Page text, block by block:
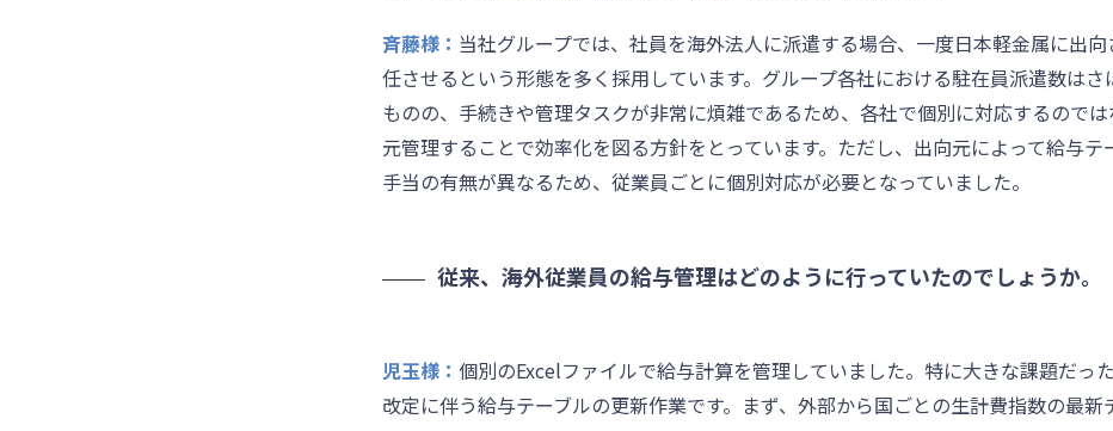
斉藤様： 当社グループでは、社員を海外法人に派遣する場合、一度日本軽金属に出
任させるという形態を多く採用しています。グループ各社における駐在員派遣数はさ
ものの、手続きや管理タスクが非常に煩雑であるため、各社で個別に対応するので
元管理することで効率化を図る方針をとっています。ただし、出向元によって給与テ
手当の有無が異なるため、従業員ごとに個別対応が必要となっていました。
従来、海外従業員の給与管理はどのように行っていたのでしょうか。
児玉様： 個別のExcelファイルで給与計算を管理していました。特に大きな課題だっ
改定に伴う給与テーブルの更新作業です。まず、外部から国ごとの生計費指数の最新